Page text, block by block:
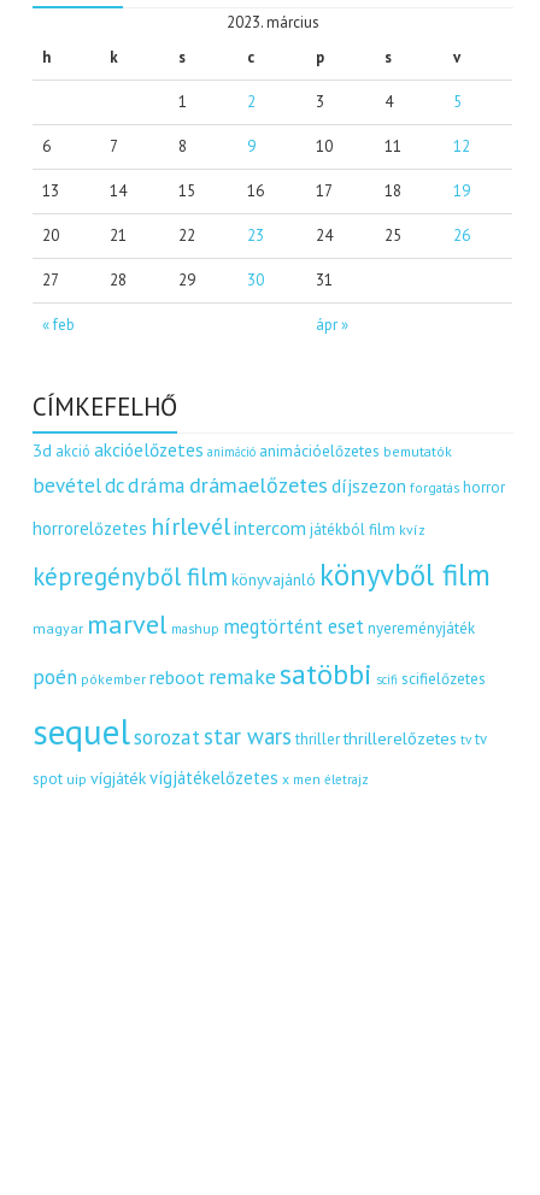
2023. március
h
k s c p s v
« feb ápr »
1 2 3 4 5
6 7 8 9 10 11 12
13 14 15 16 17 18 19
20 21 22 23 24 25 26
27 28 29 30 31
CÍMKEFELHŐ
3d akció akcióelőzetes animáció animációelőzetes bemutatók
bevételdcdráma drámaelőzetes díjszezon forgatás horror
horrorelőzetes hírlevélintercom játékból film kvíz
képregényből film könyvajánló könyvből film
magyar marvel mashup megtörtént eset nyereményjáték
poén pókember reboot remakesatöbbi scifi scifielőzetes
sequelsorozatstar wars thriller thrillerelőzetes tv tv
spot uip vígjátékvígjátékelőzetes x men életrajz